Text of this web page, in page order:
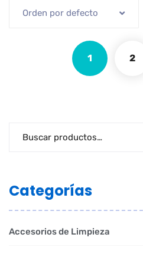
Orden por defecto
1 2
Categorías
Accesorios de Limpieza